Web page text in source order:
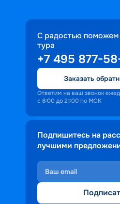
С радостью
тура
+7 495 877-
Заказать
Ответим на ваш звонок
с 8:00 до 21:00 по МСК
Подпишитесь на
лучшими